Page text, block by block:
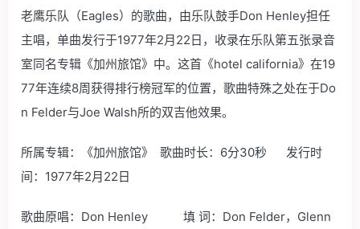
老鹰乐队（Eagles）的歌曲，由乐队鼓手Don Henley担任
主唱，单曲发行于1977年2月22日，收录在乐队第五张录音
室同名专辑《加州旅馆》中。这首《hotel california》在19
77年连续8周获得排行榜冠军的位置，歌曲特殊之处在于Do
n Felder与Joe Walsh所的双吉他效果。
所属专辑：《加州旅馆》 歌曲时长：6分30秒 发行时
间：1977年2月22日
歌曲原唱：Don Henley 填 词：Don Felder，Glenn